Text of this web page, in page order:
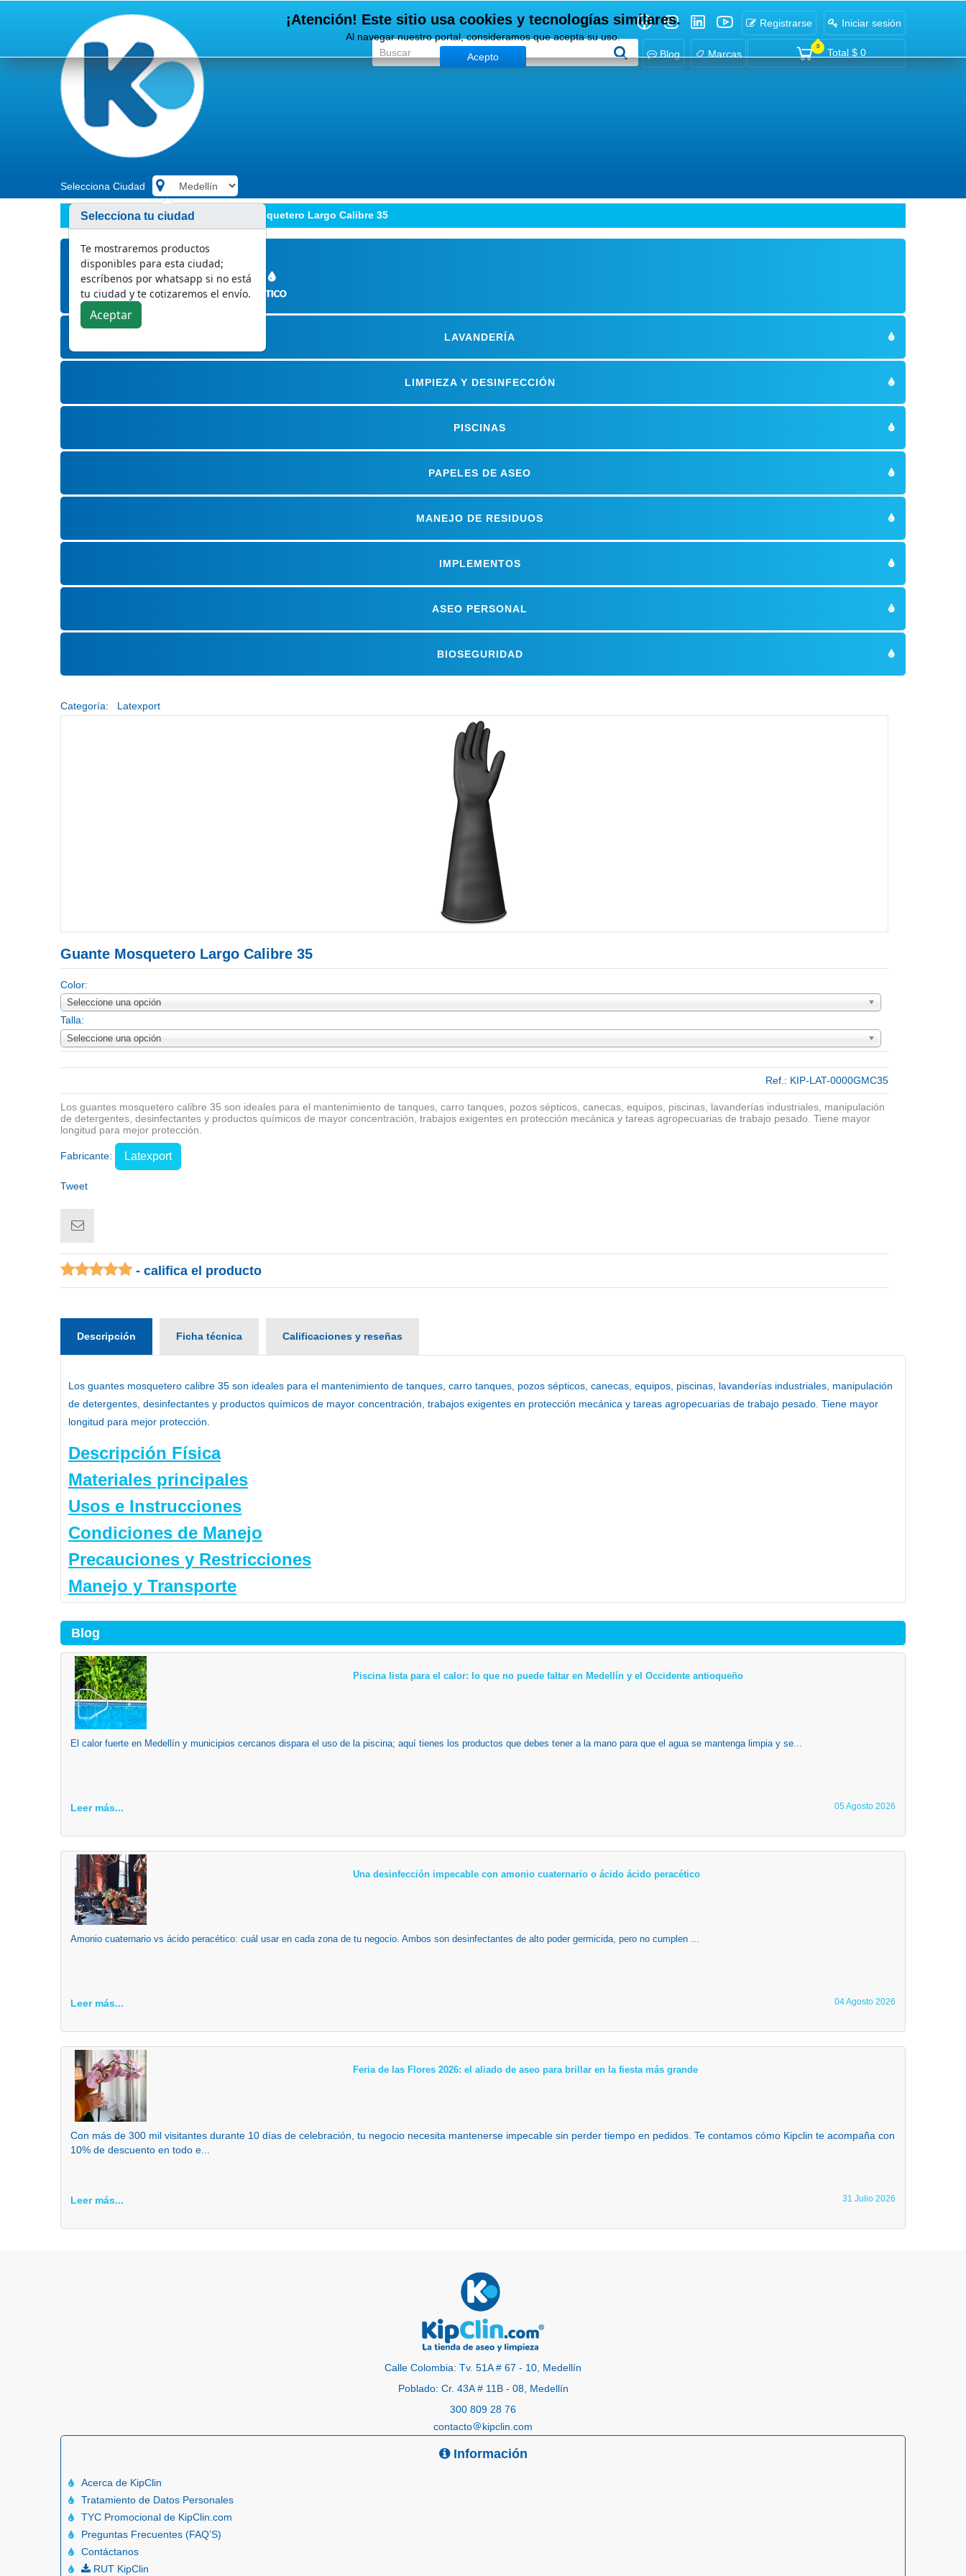
Registrarse Iniciar sesión
0
Total $ 0
Blog Marcas
Selecciona Ciudad
Marcas Latexport Guante Mosquetero Largo Calibre 35
LAVANDERÍA
LIMPIEZA Y DESINFECCIÓN
PISCINAS
PAPELES DE ASEO
MANEJO DE RESIDUOS
IMPLEMENTOS
ASEO PERSONAL
BIOSEGURIDAD
Categoría: Latexport
Guante Mosquetero Largo Calibre 35
Color:
Seleccione una opción
Talla:
Seleccione una opción
Ref.: KIP-LAT-0000GMC35
Los guantes mosquetero calibre 35 son ideales para el mantenimiento de tanques, carro tanques, pozos sépticos, canecas, equipos, piscinas, lavanderías industriales, manipulación
de detergentes, desinfectantes y productos químicos de mayor concentración, trabajos exigentes en protección mecánica y tareas agropecuarias de trabajo pesado. Tiene mayor
longitud para mejor protección.
Fabricante: Latexport
Tweet
- califica el producto
Descripción Ficha técnica Calificaciones y reseñas
Los guantes mosquetero calibre 35 son ideales para el mantenimiento de tanques, carro tanques, pozos sépticos, canecas, equipos, piscinas, lavanderías industriales, manipulación
de detergentes, desinfectantes y productos químicos de mayor concentración, trabajos exigentes en protección mecánica y tareas agropecuarias de trabajo pesado. Tiene mayor
longitud para mejor protección.
Descripción Física
Materiales principales
Usos e Instrucciones
Condiciones de Manejo
Precauciones y Restricciones
Manejo y Transporte
¡Atención! Este sitio usa cookies y tecnologías similares.
Al navegar nuestro portal, consideramos que acepta su uso.
Acepto
Blog
Piscina lista para el calor: lo que no puede faltar en Medellín y el Occidente antioqueño
El calor fuerte en Medellín y municipios cercanos dispara el uso de la piscina; aquí tienes los productos que debes tener a la mano para que el agua se mantenga limpia y se...
Leer más... 05 Agosto 2026
Una desinfección impecable con amonio cuaternario o ácido ácido peracético
Amonio cuaternario vs ácido peracético: cuál usar en cada zona de tu negocio. Ambos son desinfectantes de alto poder germicida, pero no cumplen ...
Leer más... 04 Agosto 2026
Feria de las Flores 2026: el aliado de aseo para brillar en la fiesta más grande
Con más de 300 mil visitantes durante 10 días de celebración, tu negocio necesita mantenerse impecable sin perder tiempo en pedidos. Te contamos cómo Kipclin te acompaña con
10% de descuento en todo e...
Leer más... 31 Julio 2026
Calle Colombia: Tv. 51A # 67 - 10, Medellín
Poblado: Cr. 43A # 11B - 08, Medellín
300 809 28 76
contacto
kipclin.com
Información
Acerca de KipClin
Tratamiento de Datos Personales
TYC Promocional de KipClin.com
Preguntas Frecuentes (FAQ’S)
Contáctanos
RUT KipClin
Selecciona tu ciudad
Te mostraremos productos
disponibles para esta ciudad;
escríbenos por whatsapp si no está
tu ciudad y te cotizaremos el envío.
Aceptar